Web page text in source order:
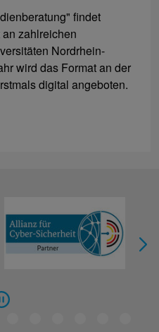
findet
zahlreichen
Nordrhein-
wird das Format an der
digital angeboten.